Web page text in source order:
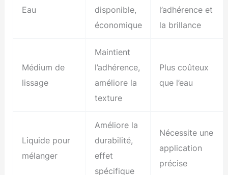
Eau
disponible,
économique
l’adhérence et
la brillance
Médium de
lissage
Maintient
l’adhérence,
améliore la
texture
Plus coûteux
que l’eau
Liquide pour
mélanger
Améliore la
durabilité,
effet
spécifique
Nécessite une
application
précise